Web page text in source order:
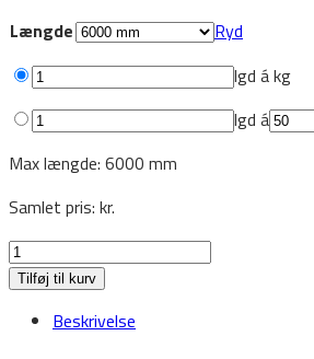
Længde
Ryd
lgd ákg
lgd á
Max længde: 6000 mm
Samlet pris: kr.
Runderør
114,3x2
Tilføj til kurv
Beskrivelse